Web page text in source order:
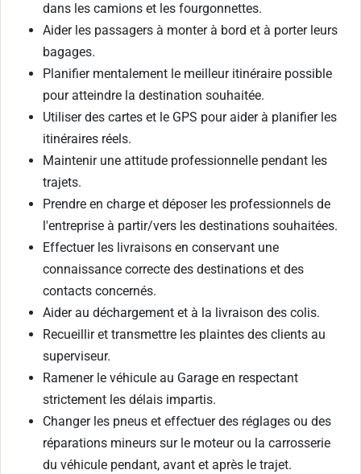
dans les camions et les fourgonnettes.
Aider les passagers à monter à bord et à porter leurs
bagages.
Planifier mentalement le meilleur itinéraire possible
pour atteindre la destination souhaitée.
Utiliser des cartes et le GPS pour aider à planifier les
itinéraires réels.
Maintenir une attitude professionnelle pendant les
trajets.
Prendre en charge et déposer les professionnels de
l'entreprise à partir/vers les destinations souhaitées.
Effectuer les livraisons en conservant une
connaissance correcte des destinations et des
contacts concernés.
Aider au déchargement et à la livraison des colis.
Recueillir et transmettre les plaintes des clients au
superviseur.
Ramener le véhicule au Garage en respectant
strictement les délais impartis.
Changer les pneus et effectuer des réglages ou des
réparations mineurs sur le moteur ou la carrosserie
du véhicule pendant, avant et après le trajet.